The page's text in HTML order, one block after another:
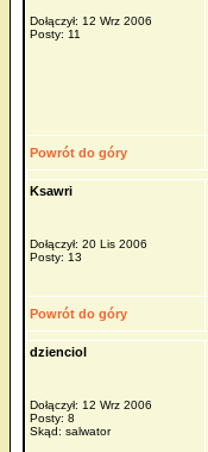
Dołączył: 12 Wrz 2006
Posty: 11
Powrót do góry
Ksawri
Dołączył: 20 Lis 2006
Posty: 13
Powrót do góry
dzienciol
Dołączył: 12 Wrz 2006
Posty: 8
Skąd: salwator